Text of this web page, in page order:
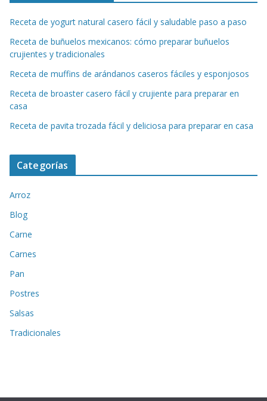
Receta de yogurt natural casero fácil y saludable paso a paso
Receta de buñuelos mexicanos: cómo preparar buñuelos
crujientes y tradicionales
Receta de muffins de arándanos caseros fáciles y esponjosos
Receta de broaster casero fácil y crujiente para preparar en
casa
Receta de pavita trozada fácil y deliciosa para preparar en casa
Categorías
Arroz
Blog
Carne
Carnes
Pan
Postres
Salsas
Tradicionales